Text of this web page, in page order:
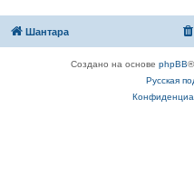
Шантара
Создано на основе phpBB
Русская